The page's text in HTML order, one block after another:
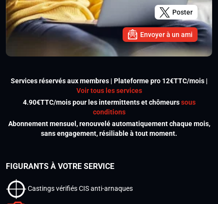
Poster
Envoyer à un ami
Services réservés aux membres | Plateforme pro 12€TTC/mois |
Voir tous les services
4.90€TTC/mois pour les intermittents et chômeurssous
conditions
Abonnement mensuel, renouvelé automatiquement chaque mois,
sans engagement, résiliable à tout moment.
FIGURANTS À VOTRE SERVICE
Castings vérifiés CIS anti-arnaques